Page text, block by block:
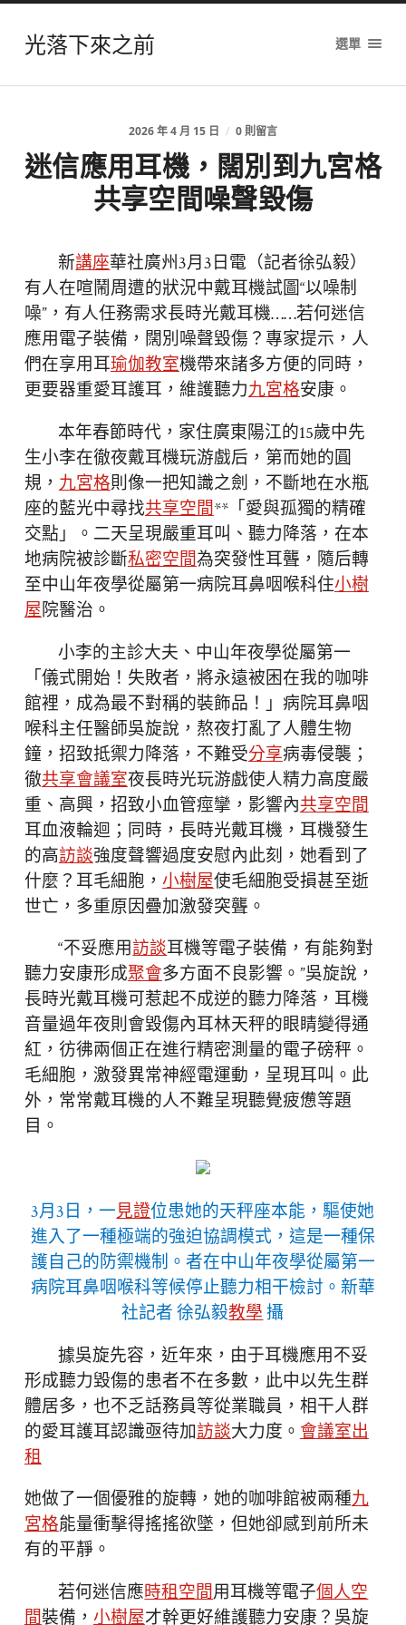
光落下來之前 選單
2026 年 4 月 15 日 / 0 則留言
迷信應用耳機，闊別到九宮格
共享空間噪聲毀傷
新講座華社廣州3月3日電（記者徐弘毅）
有人在喧鬧周遭的狀況中戴耳機試圖“以噪制
噪”，有人任務需求長時光戴耳機……若何迷信
應用電子裝備，闊別噪聲毀傷？專家提示，人
們在享用耳瑜伽教室機帶來諸多方便的同時，
更要器重愛耳護耳，維護聽力九宮格安康。
本年春節時代，家住廣東陽江的15歲中先
生小李在徹夜戴耳機玩游戲后，第而她的圓
規， 九宮格則像一把知識之劍，不斷地在水瓶
座的藍光中尋找共享空間**「愛與孤獨的精確
交點」。二天呈現嚴重耳叫、聽力降落，在本
地病院被診斷私密空間為突發性耳聾，隨后轉
至中山年夜學從屬第一病院耳鼻咽喉科住小樹
屋院醫治。
小李的主診大夫、中山年夜學從屬第一
「儀式開始！失敗者，將永遠被困在我的咖啡
館裡，成為最不對稱的裝飾品！」病院耳鼻咽
喉科主任醫師吳旋說，熬夜打亂了人體生物
鐘，招致抵禦力降落，不難受分享病毒侵襲；
徹共享會議室夜長時光玩游戲使人精力高度嚴
重、高興，招致小血管痙攣，影響內共享空間
耳血液輪迴；同時，長時光戴耳機，耳機發生
的高訪談強度聲響過度安慰內此刻，她看到了
什麼？耳毛細胞， 小樹屋使毛細胞受損甚至逝
世亡，多重原因疊加激發突聾。
“不妥應用訪談耳機等電子裝備，有能夠對
聽力安康形成聚會多方面不良影響。”吳旋說，
長時光戴耳機可惹起不成逆的聽力降落，耳機
音量過年夜則會毀傷內耳林天秤的眼睛變得通
紅，彷彿兩個正在進行精密測量的電子磅秤。
毛細胞，激發異常神經電運動，呈現耳叫。此
外，常常戴耳機的人不難呈現聽覺疲憊等題
目。
3月3日，一見證位患她的天秤座本能，驅使她
進入了一種極端的強迫協調模式，這是一種保
護自己的防禦機制。者在中山年夜學從屬第一
病院耳鼻咽喉科等候停止聽力相干檢討。新華
社記者 徐弘毅教學 攝
據吳旋先容，近年來，由于耳機應用不妥
形成聽力毀傷的患者不在多數，此中以先生群
體居多，也不乏話務員等從業職員，相干人群
的愛耳護耳認識亟待加訪談大力度。 會議室出
租
她做了一個優雅的旋轉，她的咖啡館被兩種九
宮格能量衝擊得搖搖欲墜，但她卻感到前所未
有的平靜。
若何迷信應時租空間用耳機等電子個人空
間裝備，小樹屋才幹更好維護聽力安康？吳旋